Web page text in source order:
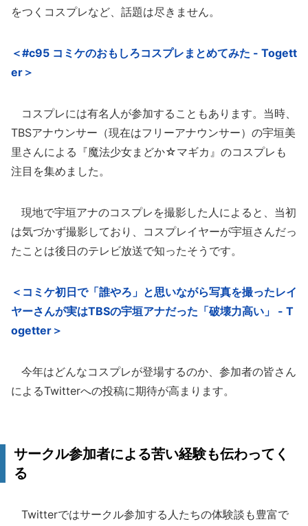
をつくコスプレなど、話題は尽きません。
＜#c95 コミケのおもしろコスプレまとめてみた - Togett
er＞
コスプレには有名人が参加することもあります。当時、
TBSアナウンサー（現在はフリーアナウンサー）の宇垣美
里さんによる『魔法少女まどか☆マギカ』のコスプレも
注目を集めました。
現地で宇垣アナのコスプレを撮影した人によると、当初
は気づかず撮影しており、コスプレイヤーが宇垣さんだっ
たことは後日のテレビ放送で知ったそうです。
＜コミケ初日で「誰やろ」と思いながら写真を撮ったレイ
ヤーさんが実はTBSの宇垣アナだった「破壊力高い」 - T
ogetter＞
今年はどんなコスプレが登場するのか、参加者の皆さん
によるTwitterへの投稿に期待が高まります。
サークル参加者による苦い経験も伝わってく
る
Twitterではサークル参加する人たちの体験談も豊富で